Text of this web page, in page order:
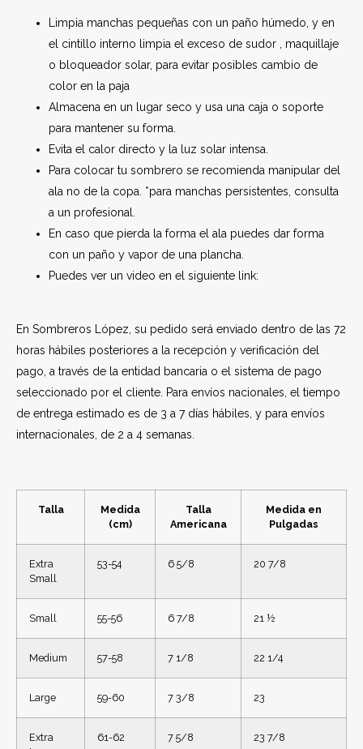
Limpia manchas pequeñas con un paño húmedo, y en
el cintillo interno limpia el exceso de sudor , maquillaje
o bloqueador solar, para evitar posibles cambio de
color en la paja
Almacena en un lugar seco y usa una caja o soporte
para mantener su forma.
Evita el calor directo y la luz solar intensa.
Para colocar tu sombrero se recomienda manipular del
ala no de la copa. *para manchas persistentes, consulta
a un profesional.
En caso que pierda la forma el ala puedes dar forma
con un paño y vapor de una plancha.
Puedes ver un video en el siguiente link:
En Sombreros López, su pedido será enviado dentro de las 72
horas hábiles posteriores a la recepción y verificación del
pago, a través de la entidad bancaria o el sistema de pago
seleccionado por el cliente. Para envíos nacionales, el tiempo
de entrega estimado es de 3 a 7 días hábiles, y para envíos
internacionales, de 2 a 4 semanas.
Talla
Medida
(cm)
Talla
Americana
Medida en
Pulgadas
Extra
Small
53-54 6 5/8 20 7/8
Small 55-56 6 7/8 21 ½
Medium 57-58 7 1/8 22 1/4
Large 59-60 7 3/8 23
Extra
61-62 7 5/8 23 7/8